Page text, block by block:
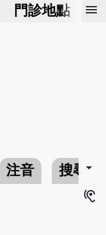
門診地點 預
menu
注音 搜尋arrow_drop_down
hearing